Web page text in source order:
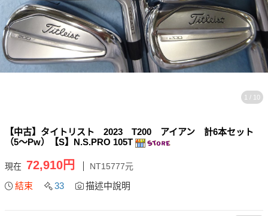
1 / 10
【中古】タイトリスト 2023 T200 アイアン 計6本セット
（5～Pw）【S】N.S.PRO 105T
現在 72,910円 NT15777元
結束 33 描述中說明